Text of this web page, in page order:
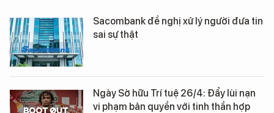
Sacombank đề nghị xử lý người đưa tin
sai sự thật
Ngày Sở hữu Trí tuệ 26/4: Đẩy lùi nạn
vi phạm bản quyền với tinh thần hợp